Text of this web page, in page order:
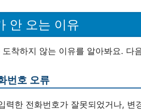
안 오는 이유
착하지 않는 이유를 알아봐요. 다
번호 오류
력한 전화번호가 잘못되었거나, 변